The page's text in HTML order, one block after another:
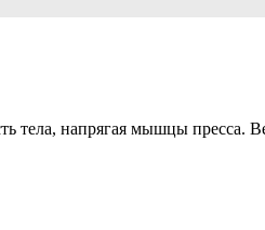
тела, напрягая мышцы пресса.